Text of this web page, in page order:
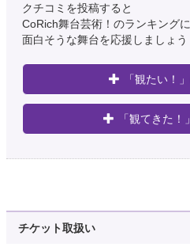
クチコミを投稿すると
CoRich舞台芸術！のランキング
面白そうな舞台を応援しましょう
「観たい！
「観てきた！
チケット取扱い